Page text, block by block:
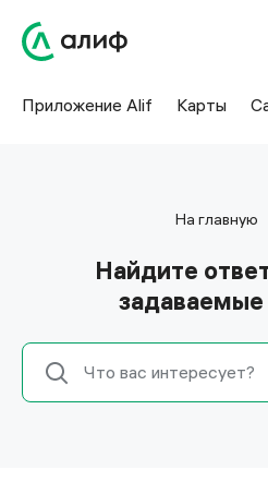
Приложение Alif Карты
На главную
Найдите